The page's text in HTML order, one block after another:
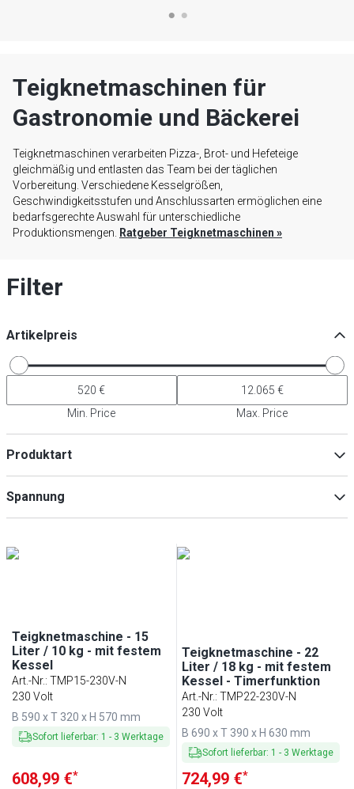
Teigknetmaschinen für
Gastronomie und Bäckerei
Teigknetmaschinen verarbeiten Pizza-, Brot- und Hefeteige
gleichmäßig und entlasten das Team bei der täglichen
Vorbereitung. Verschiedene Kesselgrößen,
Geschwindigkeitsstufen und Anschlussarten ermöglichen eine
bedarfsgerechte Auswahl für unterschiedliche
Produktionsmengen.
Ratgeber Teigknetmaschinen »
Filter
Artikelpreis
Min. Price Max. Price
Produktart
Zubehör für Küchengeräte
Spannung
Teigknetmaschine - 15
Liter / 10 kg - mit festem
Kessel
Art.-Nr.: TMP15-230V-N
230 Volt
B 590 x T 320 x H 570 mm
Sofort lieferbar: 1 - 3 Werktage
608,99 €*
Teigknetmaschine - 22
Liter / 18 kg - mit festem
Kessel - Timerfunktion
Art.-Nr.:TMP22-230V-N
230 Volt
B 690 x T 390 x H 630 mm
Sofort lieferbar: 1 - 3 Werktage
724,99 €*